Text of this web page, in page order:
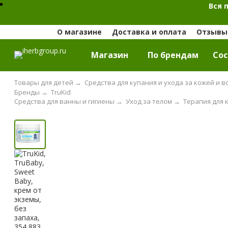
Вся
О магазине Доставка и оплата Отзывы
Магазин По брендам
Товары для детей → Средства для купания и ухода за кожей и
TruKid
Бренды →
Терапия для
Уход за телом →
Средства для ванны и гигиены →